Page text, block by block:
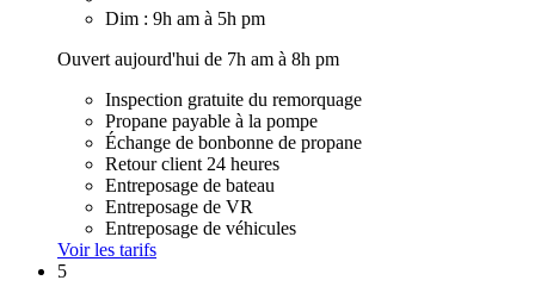
Dim : 9h am à 5h pm
Ouvert aujourd'hui de 7h am à 8h pm
Inspection gratuite du remorquage
Propane payable à la pompe
Échange de bonbonne de propane
Retour client 24 heures
Entreposage de bateau
Entreposage de VR
Entreposage de véhicules
Voir les tarifs
5